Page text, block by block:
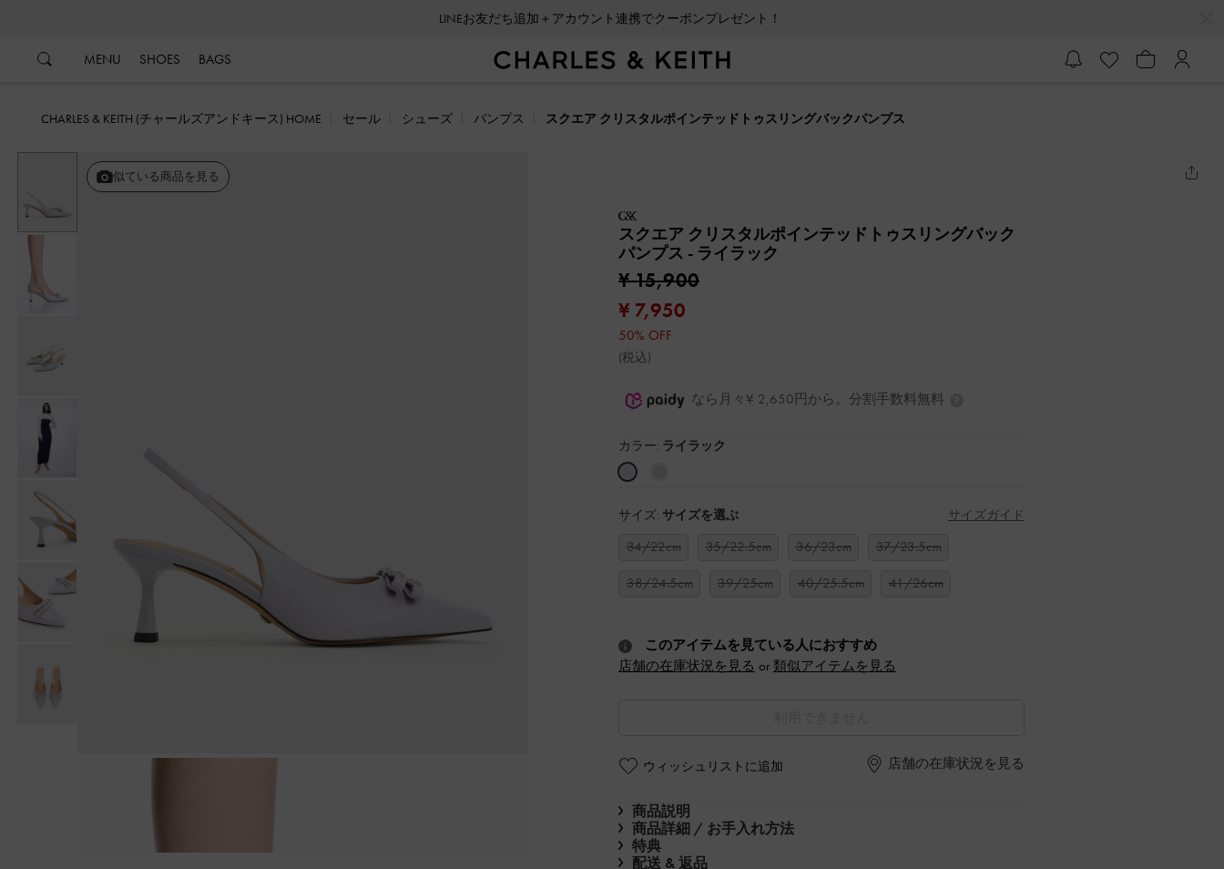
LINEお友だち追加＋アカウント連携でクーポンプレゼント！
MENU SHOES BAGS
CHARLES & KEITH (チャールズアンドキース) HOME セール シューズ パンプス スクエア クリスタルポインテッドトゥスリングバックパンプス
似ている商品を見る
スクエア クリスタルポインテッドトゥスリングバック
パンプス - ライラック
¥ 15,900
¥ 7,950
50% OFF
(税込)
なら月々¥ 2,650円から。分割手数料無料
カラー: ライラック
サイズ: サイズを選ぶ サイズガイド
34/22cm 35/22.5cm 36/23cm
37/23.5cm
38/24.5cm
39/25cm 40/25.5cm 41/26cm
このアイテムを見ている人におすすめ
店舗の在庫状況を見る or 類似アイテムを見る
ウィッシュリストに追加 店舗の在庫状況を見る
商品説明
商品詳細 / お手入れ方法
特典
配送 & 返品